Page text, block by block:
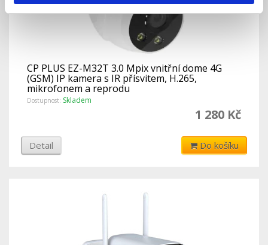
CP PLUS EZ-M32T 3.0 Mpix vnitřní dome 4G
(GSM) IP kamera s IR přísvitem, H.265,
mikrofonem a reprodu
Dostupnost: Skladem
1 280 Kč
Detail Do košíku